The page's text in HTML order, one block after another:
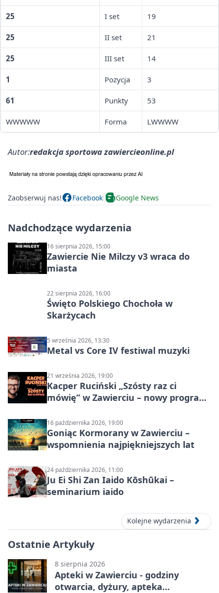
25 I set 19
25 II set 21
25 III set 14
1 Pozycja 3
61 Punkty 53
WWWWW Forma LWWWW
Autor:redakcja sportowa zawiercieonline.pl
Zaobserwuj nas! Facebook Google News
Nadchodzące wydarzenia
16 sierpnia 2026, 15:00
Zawiercie Nie Milczy v3 wraca do
miasta
22 sierpnia 2026, 16:00
Święto Polskiego Chochoła w
Skarżycach
5 września 2026, 13:30
Metal vs Core IV festiwal muzyki
21 września 2026, 19:00
Kacper Ruciński „Szósty raz ci
mówię” w Zawierciu – nowy program
16 października 2026, 19:00
Goniąc Kormorany w Zawierciu –
wspomnienia najpiękniejszych lat
24 października 2026, 11:00
Ju Ei Shi Zan Iaido Kōshūkai –
seminarium iaido
Kolejne wydarzenia
Ostatnie Artykuły
8 sierpnia 2026
Apteki w Zawierciu - godziny
otwarcia, dyżury, apteka